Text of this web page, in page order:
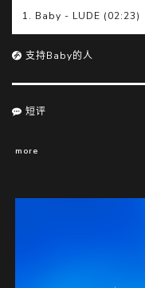
1. Baby - LUDE (02:23)
支持Baby的人
短评
more